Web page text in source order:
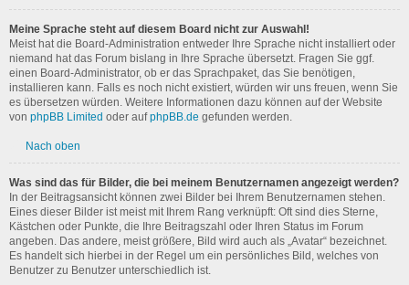
Meine Sprache steht auf diesem Board nicht zur Auswahl!
Meist hat die Board-Administration entweder Ihre Sprache nicht installiert oder
niemand hat das Forum bislang in Ihre Sprache übersetzt. Fragen Sie ggf.
einen Board-Administrator, ob er das Sprachpaket, das Sie benötigen,
installieren kann. Falls es noch nicht existiert, würden wir uns freuen, wenn Sie
es übersetzen würden. Weitere Informationen dazu können auf der Website
von phpBB Limited oder aufphpBB.de gefunden werden.
Nach oben
Was sind das für Bilder, die bei meinem Benutzernamen angezeigt werden?
In der Beitragsansicht können zwei Bilder bei Ihrem Benutzernamen stehen.
Eines dieser Bilder ist meist mit Ihrem Rang verknüpft: Oft sind dies Sterne,
Kästchen oder Punkte, die Ihre Beitragszahl oder Ihren Status im Forum
angeben. Das andere, meist größere, Bild wird auch als „Avatar“ bezeichnet.
Es handelt sich hierbei in der Regel um ein persönliches Bild, welches von
Benutzer zu Benutzer unterschiedlich ist.